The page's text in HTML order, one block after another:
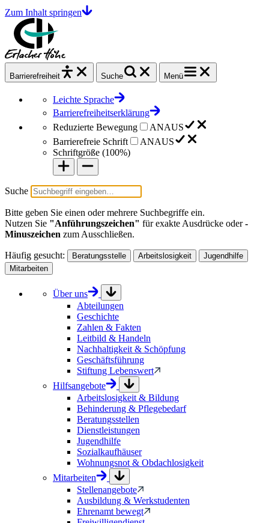
Zum Inhalt springen
Barrierefrei heit Suche Menü
Leichte Sprache
Barrierefreiheitserklärung
Reduzierte Bewegung
ANAUS
Barrierefreie Schrift
ANAUS
Schriftgröße (100%)
Suche
Bitte geben Sie einen oder mehrere Suchbegriffe ein.
Nutzen Sie "Anführungszeichen" für exakte Ausdrücke oder-
Minuszeichen zum Ausschließen.
Häufig gesucht: Beratungsstelle Arbeitslosigkeit
Jugendhilfe
Mitarbeiten
Über uns
Abteilungen
Geschichte
Zahlen & Fakten
Leitbild & Handeln
Nachhaltigkeit & Schöpfung
Geschäftsführung
Stiftung Lebenswert
Hilfsangebote
Arbeitslosigkeit & Bildung
Behinderung & Pflegebedarf
Beratungsstellen
Dienstleistungen
Jugendhilfe
Sozialkaufhäuser
Wohnungsnot & Obdachlosigkeit
Mitarbeiten
Stellenangebote
Ausbildung & Werkstudenten
Ehrenamt bewegt